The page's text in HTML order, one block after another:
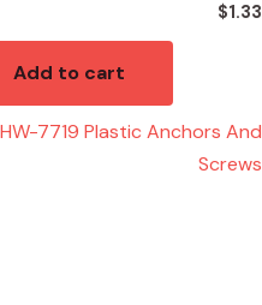
$1.33
Add to cart
HW-7719 Plastic Anchors And
Screws